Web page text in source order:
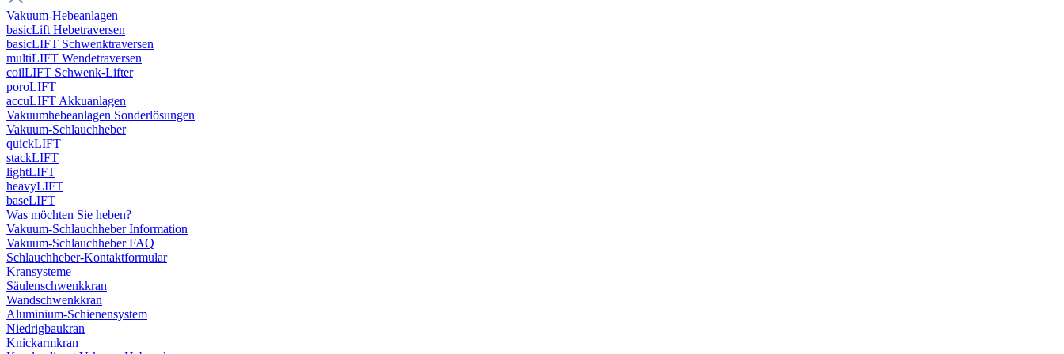
Vakuum-Hebeanlagen
basicLift Hebetraversen
basicLIFT Schwenktraversen
multiLIFT Wendetraversen
coilLIFT Schwenk-Lifter
poroLIFT
accuLIFT Akkuanlagen
Vakuumhebeanlagen Sonderlösungen
Vakuum-Schlauchheber
quickLIFT
stackLIFT
lightLIFT
heavyLIFT
baseLIFT
Was möchten Sie heben?
Vakuum-Schlauchheber Information
Vakuum-Schlauchheber FAQ
Schlauchheber-Kontaktformular
Kransysteme
Säulenschwenkkran
Wandschwenkkran
Aluminium-Schienensystem
Niedrigbaukran
Knickarmkran